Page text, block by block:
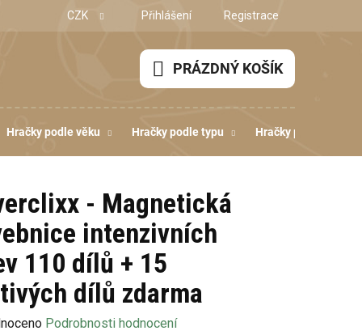
CZK Přihlášení Registrace
NÁKUPNÍ
KOŠÍK
PRÁZDNÝ KOŠÍK
Hračky podle věku Hračky podle typu Hračky podle
- Magnetická
intenzivních
110 dílů + 15
dílů zdarma
Podrobnosti hodnocení